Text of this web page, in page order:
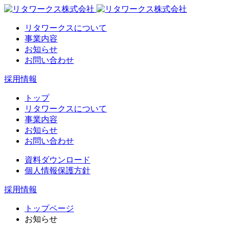
リタワークスについて
事業内容
お知らせ
お問い合わせ
採用情報
トップ
リタワークスについて
事業内容
お知らせ
お問い合わせ
資料ダウンロード
個人情報保護方針
採用情報
トップページ
お知らせ